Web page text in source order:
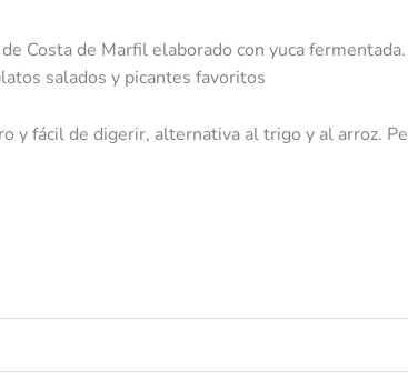
Costa de Marfil elaborado con yuca
salados y picantes favoritos
y fácil de digerir, alternativa al trigo y al arroz.